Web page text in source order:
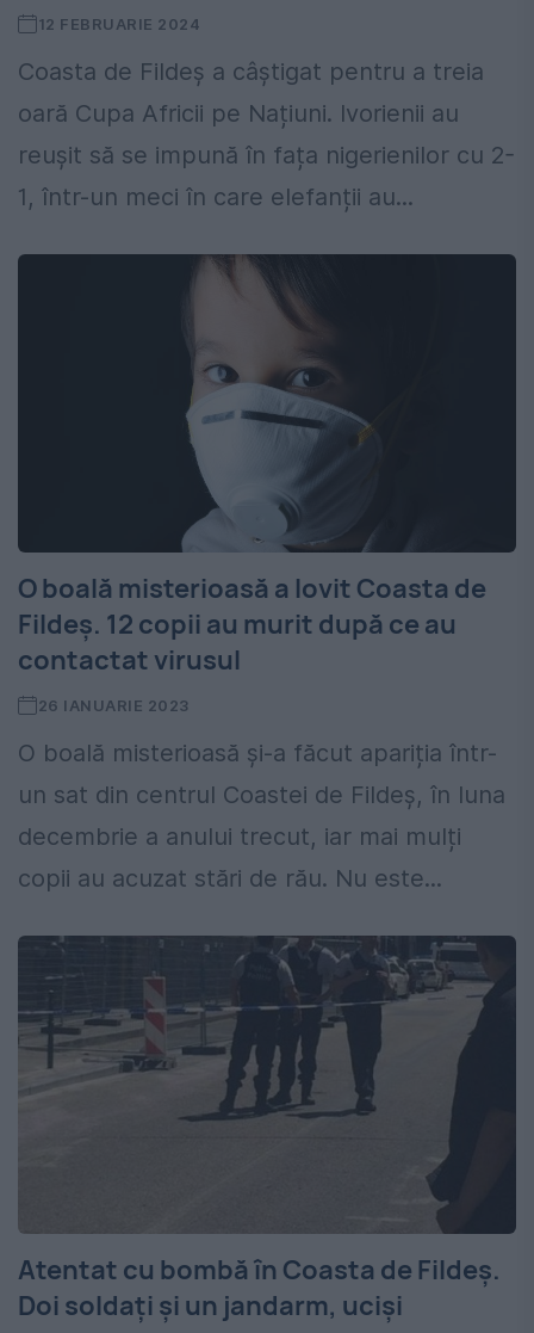
12 FEBRUARIE 2024
Coasta de Fildeș a câștigat pentru a treia
oară Cupa Africii pe Națiuni. Ivorienii au
reușit să se impună în fața nigerienilor cu 2-
1, într-un meci în care elefanții au...
O boală misterioasă a lovit Coasta de
Fildeș. 12 copii au murit după ce au
contactat virusul
26 IANUARIE 2023
O boală misterioasă și-a făcut apariția într-
un sat din centrul Coastei de Fildeș, în luna
decembrie a anului trecut, iar mai mulți
copii au acuzat stări de rău. Nu este...
Atentat cu bombă în Coasta de Fildeș.
Doi soldați și un jandarm, uciși